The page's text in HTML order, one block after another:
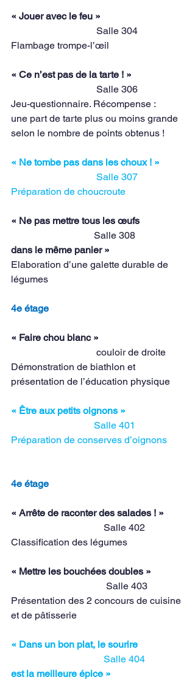
« Jouer avec le feu »
Salle 304
Flambage trompe-l’œil
« Ce n’est pas de la tarte ! »
Salle 306
Jeu-questionnaire. Récompense :
une part de tarte plus ou moins grande
selon le nombre de points obtenus !
« Ne tombe pas dans les choux ! »
Salle 307
Préparation de choucroute
« Ne pas mettre tous les œufs
Salle 308
dans le même panier »
Elaboration d’une galette durable de
légumes
4e étage
« Faire chou blanc »
                                   couloir de droite
Démonstration de biathlon et
présentation de l’éducation physique
« Être aux petits oignons »
                                  Salle 401
Préparation de conserves d’oignons
4e étage
« Arrête de raconter des salades ! »
                                      Salle 402
Classification des légumes
« Mettre les bouchées doubles »
                                       Salle 403
Présentation des 2 concours de cuisine
et de pâtisserie
« Dans un bon plat, le sourire
                                      Salle 404
est la meilleure épice »